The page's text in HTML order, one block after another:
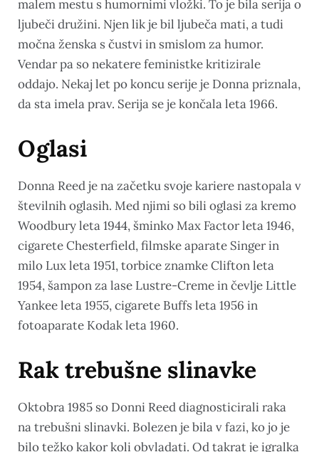
malem mestu s humornimi vložki. To je bila serija o
ljubeči družini. Njen lik je bil ljubeča mati, a tudi
močna ženska s čustvi in smislom za humor.
Vendar pa so nekatere feministke kritizirale
oddajo. Nekaj let po koncu serije je Donna priznala,
da sta imela prav. Serija se je končala leta 1966.
Oglasi
Donna Reed je na začetku svoje kariere nastopala v
številnih oglasih. Med njimi so bili oglasi za kremo
Woodbury leta 1944, šminko Max Factor leta 1946,
cigarete Chesterfield, filmske aparate Singer in
milo Lux leta 1951, torbice znamke Clifton leta
1954, šampon za lase Lustre-Creme in čevlje Little
Yankee leta 1955, cigarete Buffs leta 1956 in
fotoaparate Kodak leta 1960.
Rak trebušne slinavke
Oktobra 1985 so Donni Reed diagnosticirali raka
na trebušni slinavki. Bolezen je bila v fazi, ko jo je
bilo težko kakor koli obvladati. Od takrat je igralka